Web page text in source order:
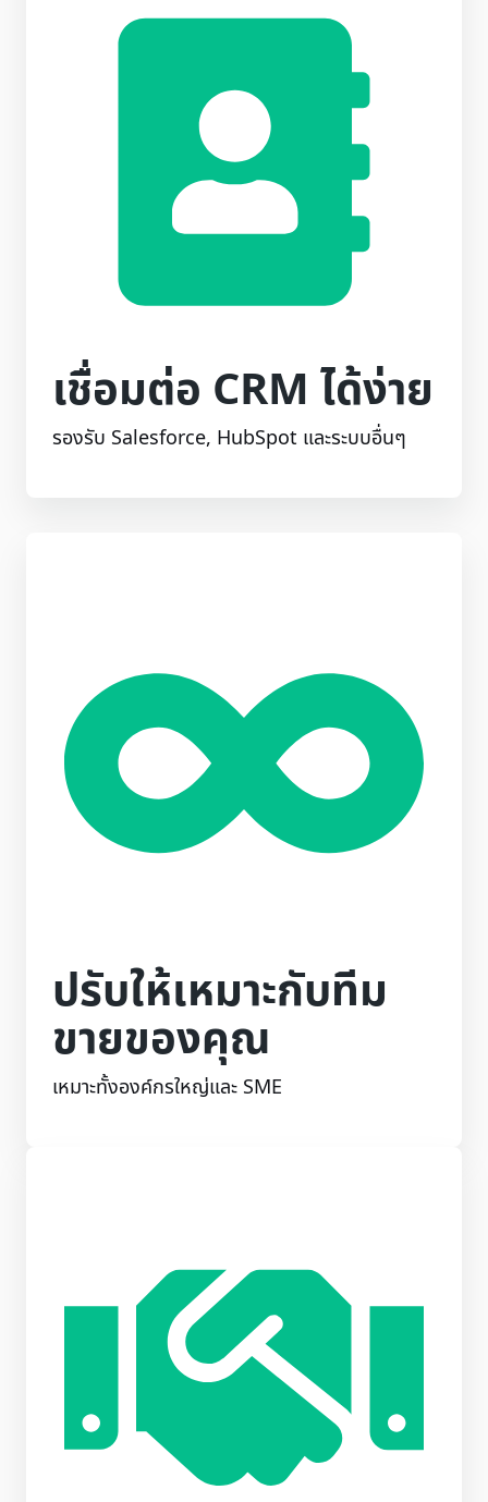
เชื่อมต่อ CRM ได้ง่าย
รองรับ Salesforce, HubSpot และระบบอื่นๆ
ปรับให้เหมาะกับทีม
ขายของคุณ
เหมาะทั้งองค์กรใหญ่และ SME